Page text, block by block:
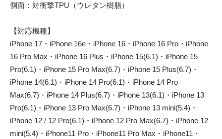
側面：対衝撃TPU（ウレタン樹脂）
【対応機種】
iPhone 17・iPhone 16e・iPhone 16・iPhone 16 Pro・iPhone
16 Pro Max・iPhone 16 Plus・iPhone 15(6.1)・iPhone 15
Pro(6.1)・iPhone 15 Pro Max(6.7)・iPhone 15 Plus(6.7)・
iPhone 14(6.1)・iPhone 14 Pro(6.1)・iPhone 14 Pro
Max(6.7)・iPhone 14 Plus(6.7)・iPhone 13(6.1)・iPhone 13
Pro(6.1)・iPhone 13 Pro Max(6.7)・iPhone 13 mini(5.4)・
iPhone 12 / 12 Pro(6.1)・iPhone 12 Pro Max(6.7)・iPhone 12
mini(5.4)・iPhone11 Pro・iPhone11 Pro Max・iPhone11・